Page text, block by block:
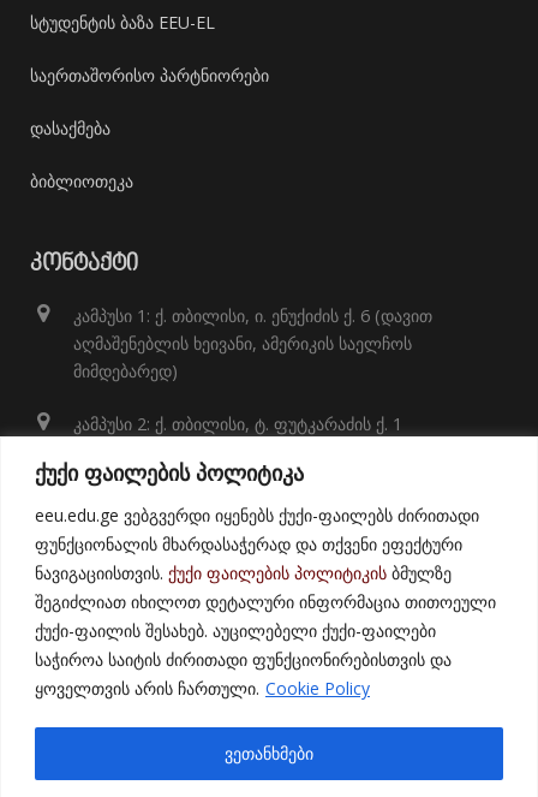
ქუქი ფაილების პოლიტიკა
eeu.edu.ge ვებგვერდი იყენებს ქუქი-ფაილებს ძირითადი
ფუნქციონალის მხარდასაჭერად და თქვენი ეფექტური
ნავიგაციისთვის. ქუქი ფაილების პოლიტიკის ბმულზე
შეგიძლიათ იხილოთ დეტალური ინფორმაცია თითოეული
ქუქი-ფაილის შესახებ. აუცილებელი ქუქი-ფაილები
საჭიროა საიტის ძირითადი ფუნქციონირებისთვის და
ყოველთვის არის ჩართული. Cookie Policy
ვეთანხმები
სტუდენტის ბაზა EEU-EL
საერთაშორისო პარტნიორები
დასაქმება
ბიბლიოთეკა
ᲙᲝᲜᲢᲐᲥᲢᲘ
კამპუსი 1: ქ. თბილისი, ი. ენუქიძის ქ. 6 (დავით
აღმაშენებლის ხეივანი, ამერიკის საელჩოს
მიმდებარედ)
კამპუსი 2: ქ. თბილისი, ტ. ფუტკარაძის ქ. 1
+995 32 248 01 41;
info@eeu.edu.ge
East European University